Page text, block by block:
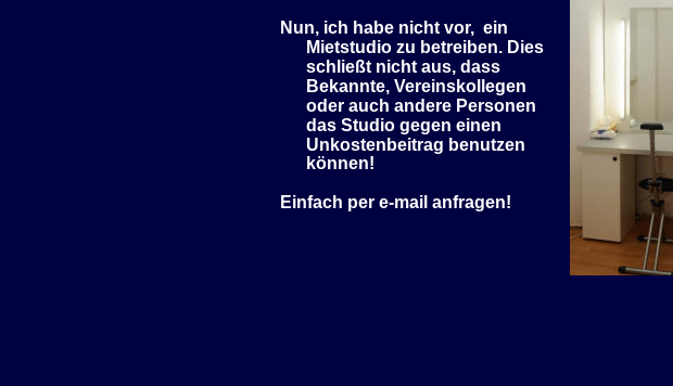
Nun, ich habe nicht vor, ein
Mietstudio zu betreiben. Dies
schließt nicht aus, dass
Bekannte, Vereinskollegen
oder auch andere Personen
das Studio gegen einen
Unkostenbeitrag benutzen
können!
Einfach per e-mail anfragen!